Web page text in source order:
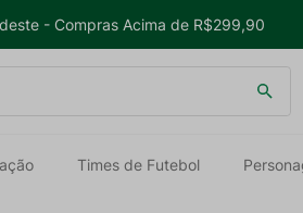
- Compras Acima de R$299,90
Times de Futebol